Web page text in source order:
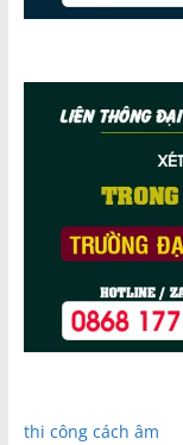
thi công cách âm